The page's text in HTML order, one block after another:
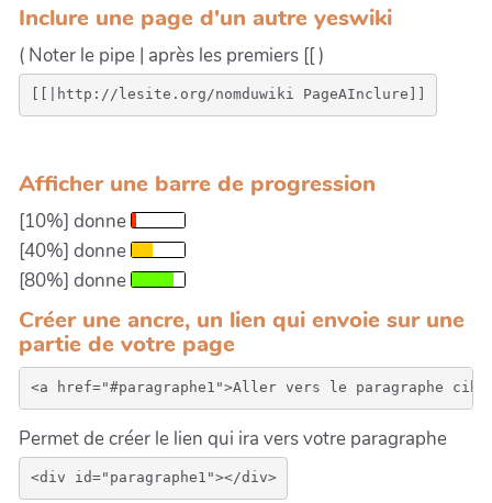
Inclure une page d'un autre yeswiki
( Noter le pipe | après les premiers [[ )
Afficher une barre de progression
[10%] donne
[40%] donne
[80%] donne
Créer une ancre, un lien qui envoie sur une
partie de votre page
Permet de créer le lien qui ira vers votre paragraphe
<div id="paragraphe1"></div>